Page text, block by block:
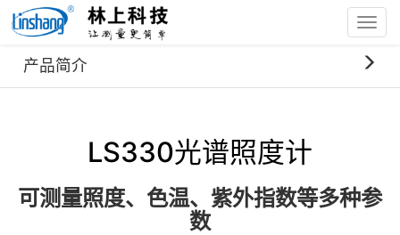
首页 产品中心
LS330光谱照度计
可测量照度、色温、紫外指数等多种参
数
产品简介